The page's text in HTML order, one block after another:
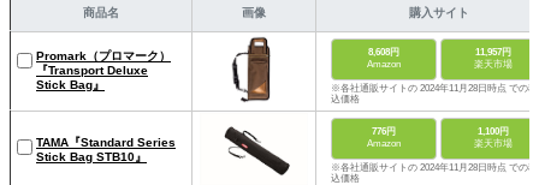
商品名 画像 購入サイト
Promark（プロマーク）
『Transport Deluxe
Stick Bag』
8,608円
Amazon
11,957円
楽天市場
※各社通販サイトの 2024年11月28日時点 での税
込価格
TAMA『Standard Series
Stick Bag STB10』
776円
Amazon
1,100円
楽天市場
※各社通販サイトの 2024年11月28日時点 での税
込価格